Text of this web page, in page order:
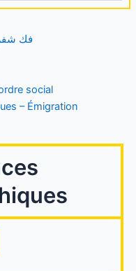
فك
social
– Émigration